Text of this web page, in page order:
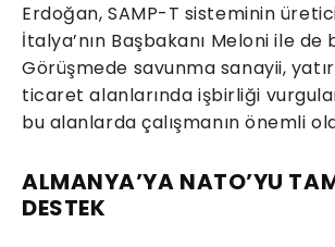
Erdoğan, SAMP-T sisteminin
İtalya’nın Başbakanı Meloni ile
Görüşmede savunma sanayii,
ticaret alanlarında işbirliği
bu alanlarda çalışmanın önemli
ALMANYA’YA NATO’YU
DESTEK